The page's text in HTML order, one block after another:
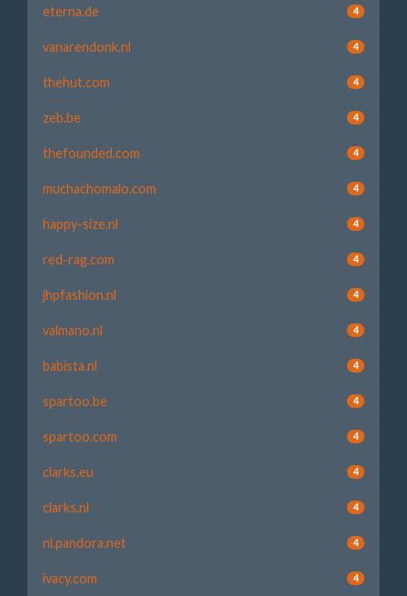
eterna.de 4
vanarendonk.nl 4
thehut.com 4
zeb.be 4
thefounded.com 4
muchachomalo.com 4
happy-size.nl 4
red-rag.com 4
jhpfashion.nl 4
valmano.nl 4
babista.nl 4
spartoo.be 4
spartoo.com 4
clarks.eu 4
clarks.nl 4
nl.pandora.net 4
ivacy.com 4